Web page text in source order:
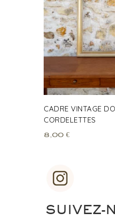
CADRE VINTAGE
CORDELETTES
8,00 €
SUIVEZ-